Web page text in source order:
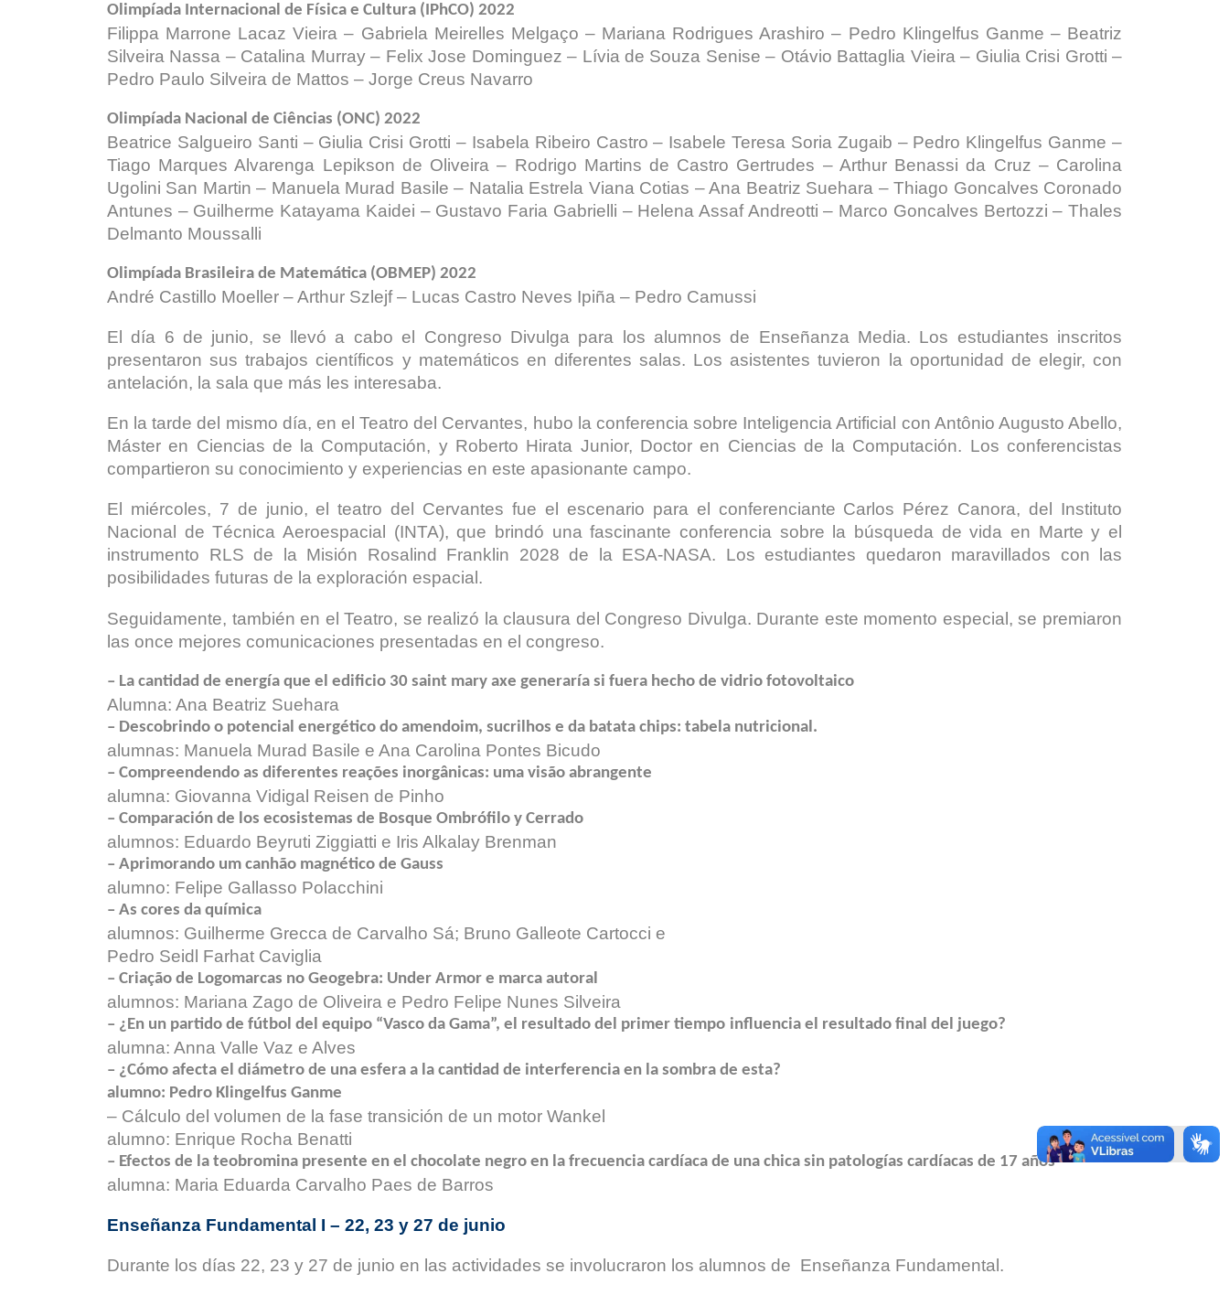
Olimpíada Internacional de Física e Cultura (IPhCO) 2022
Filippa Marrone Lacaz Vieira – Gabriela Meirelles Melgaço – Mariana Rodrigues Arashiro – Pedro Klingelfus Ganme – Beatriz
Silveira Nassa – Catalina Murray – Felix Jose Dominguez – Lívia de Souza Senise – Otávio Battaglia Vieira – Giulia Crisi Grotti –
Pedro Paulo Silveira de Mattos – Jorge Creus Navarro
Olimpíada Nacional de Ciências (ONC) 2022
Beatrice Salgueiro Santi – Giulia Crisi Grotti – Isabela Ribeiro Castro – Isabele Teresa Soria Zugaib – Pedro Klingelfus Ganme –
Tiago Marques Alvarenga Lepikson de Oliveira – Rodrigo Martins de Castro Gertrudes – Arthur Benassi da Cruz – Carolina
Ugolini San Martin – Manuela Murad Basile – Natalia Estrela Viana Cotias – Ana Beatriz Suehara – Thiago Goncalves Coronado
Antunes – Guilherme Katayama Kaidei – Gustavo Faria Gabrielli – Helena Assaf Andreotti – Marco Goncalves Bertozzi – Thales
Delmanto Moussalli
Olimpíada Brasileira de Matemática (OBMEP) 2022
André Castillo Moeller – Arthur Szlejf – Lucas Castro Neves Ipiña – Pedro Camussi
El día 6 de junio, se llevó a cabo el Congreso Divulga para los alumnos de Enseñanza Media. Los estudiantes inscritos
presentaron sus trabajos científicos y matemáticos en diferentes salas. Los asistentes tuvieron la oportunidad de elegir, con
antelación, la sala que más les interesaba.
En la tarde del mismo día, en el Teatro del Cervantes, hubo la conferencia sobre Inteligencia Artificial con Antônio Augusto Abello,
Máster en Ciencias de la Computación, y Roberto Hirata Junior, Doctor en Ciencias de la Computación. Los conferencistas
compartieron su conocimiento y experiencias en este apasionante campo.
El miércoles, 7 de junio, el teatro del Cervantes fue el escenario para el conferenciante Carlos Pérez Canora, del Instituto
Nacional de Técnica Aeroespacial (INTA), que brindó una fascinante conferencia sobre la búsqueda de vida en Marte y el
instrumento RLS de la Misión Rosalind Franklin 2028 de la ESA-NASA. Los estudiantes quedaron maravillados con las
posibilidades futuras de la exploración espacial.
Seguidamente, también en el Teatro, se realizó la clausura del Congreso Divulga. Durante este momento especial, se premiaron
las once mejores comunicaciones presentadas en el congreso.
– La cantidad de energía que el edificio 30 saint mary axe generaría si fuera hecho de vidrio fotovoltaico
Alumna: Ana Beatriz Suehara
– Descobrindo o potencial energético do amendoim, sucrilhos e da batata chips: tabela nutricional.
alumnas: Manuela Murad Basile e Ana Carolina Pontes Bicudo
– Compreendendo as diferentes reações inorgânicas: uma visão abrangente
alumna: Giovanna Vidigal Reisen de Pinho
– Comparación de los ecosistemas de Bosque Ombrófilo y Cerrado
alumnos: Eduardo Beyruti Ziggiatti e Iris Alkalay Brenman
– Aprimorando um canhão magnético de Gauss
alumno: Felipe Gallasso Polacchini
– As cores da química
alumnos: Guilherme Grecca de Carvalho Sá; Bruno Galleote Cartocci e
Pedro Seidl Farhat Caviglia
– Criação de Logomarcas no Geogebra: Under Armor e marca autoral
alumnos: Mariana Zago de Oliveira e Pedro Felipe Nunes Silveira
– ¿En un partido de fútbol del equipo “Vasco da Gama”, el resultado del primer tiempo influencia el resultado final del juego?
alumna: Anna Valle Vaz e Alves
– ¿Cómo afecta el diámetro de una esfera a la cantidad de interferencia en la sombra de esta?
alumno: Pedro Klingelfus Ganme
– Cálculo del volumen de la fase transición de un motor Wankel
alumno: Enrique Rocha Benatti
– Efectos de la teobromina presente en el chocolate negro en la frecuencia cardíaca de una chica sin patologías cardíacas de 17 años
alumna: Maria Eduarda Carvalho Paes de Barros
Enseñanza Fundamental I – 22, 23 y 27 de junio
Durante los días 22, 23 y 27 de junio en las actividades se involucraron los alumnos de Enseñanza Fundamental.